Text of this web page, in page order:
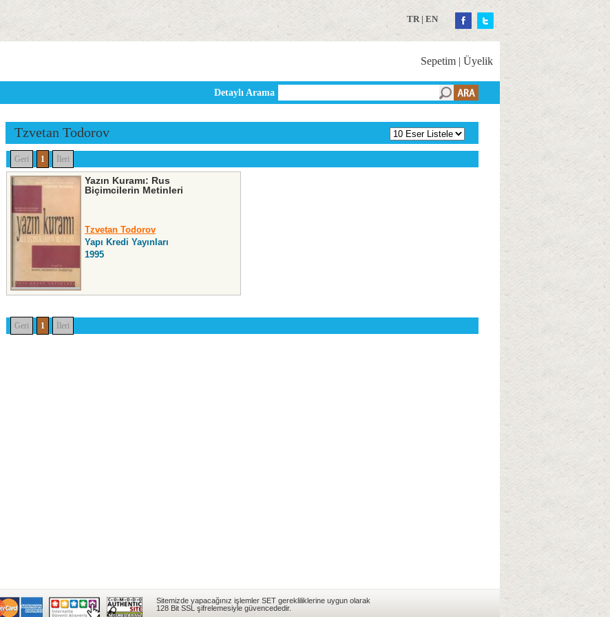
TR| EN
Sepetim | Üyelik
Detaylı Arama
Tzvetan Todorov
Geri 1 İleri
Yazın Kuramı: Rus
Biçimcilerin Metinleri
Tzvetan Todorov
Yapı Kredi Yayınları
1995
Geri 1 İleri
Sitemizde yapacağınız işlemler SET gerekliliklerine uygun olarak
128 Bit SSL şifrelemesiyle güvencededir.